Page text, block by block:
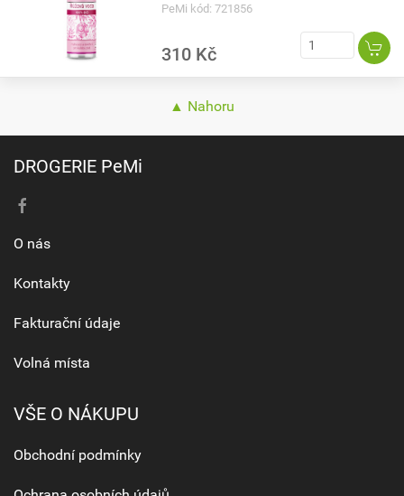
PeMi kód: 721856
310 Kč
▲ Nahoru
DROGERIE PeMi
O nás
Kontakty
Fakturační údaje
Volná místa
VŠE O NÁKUPU
Obchodní podmínky